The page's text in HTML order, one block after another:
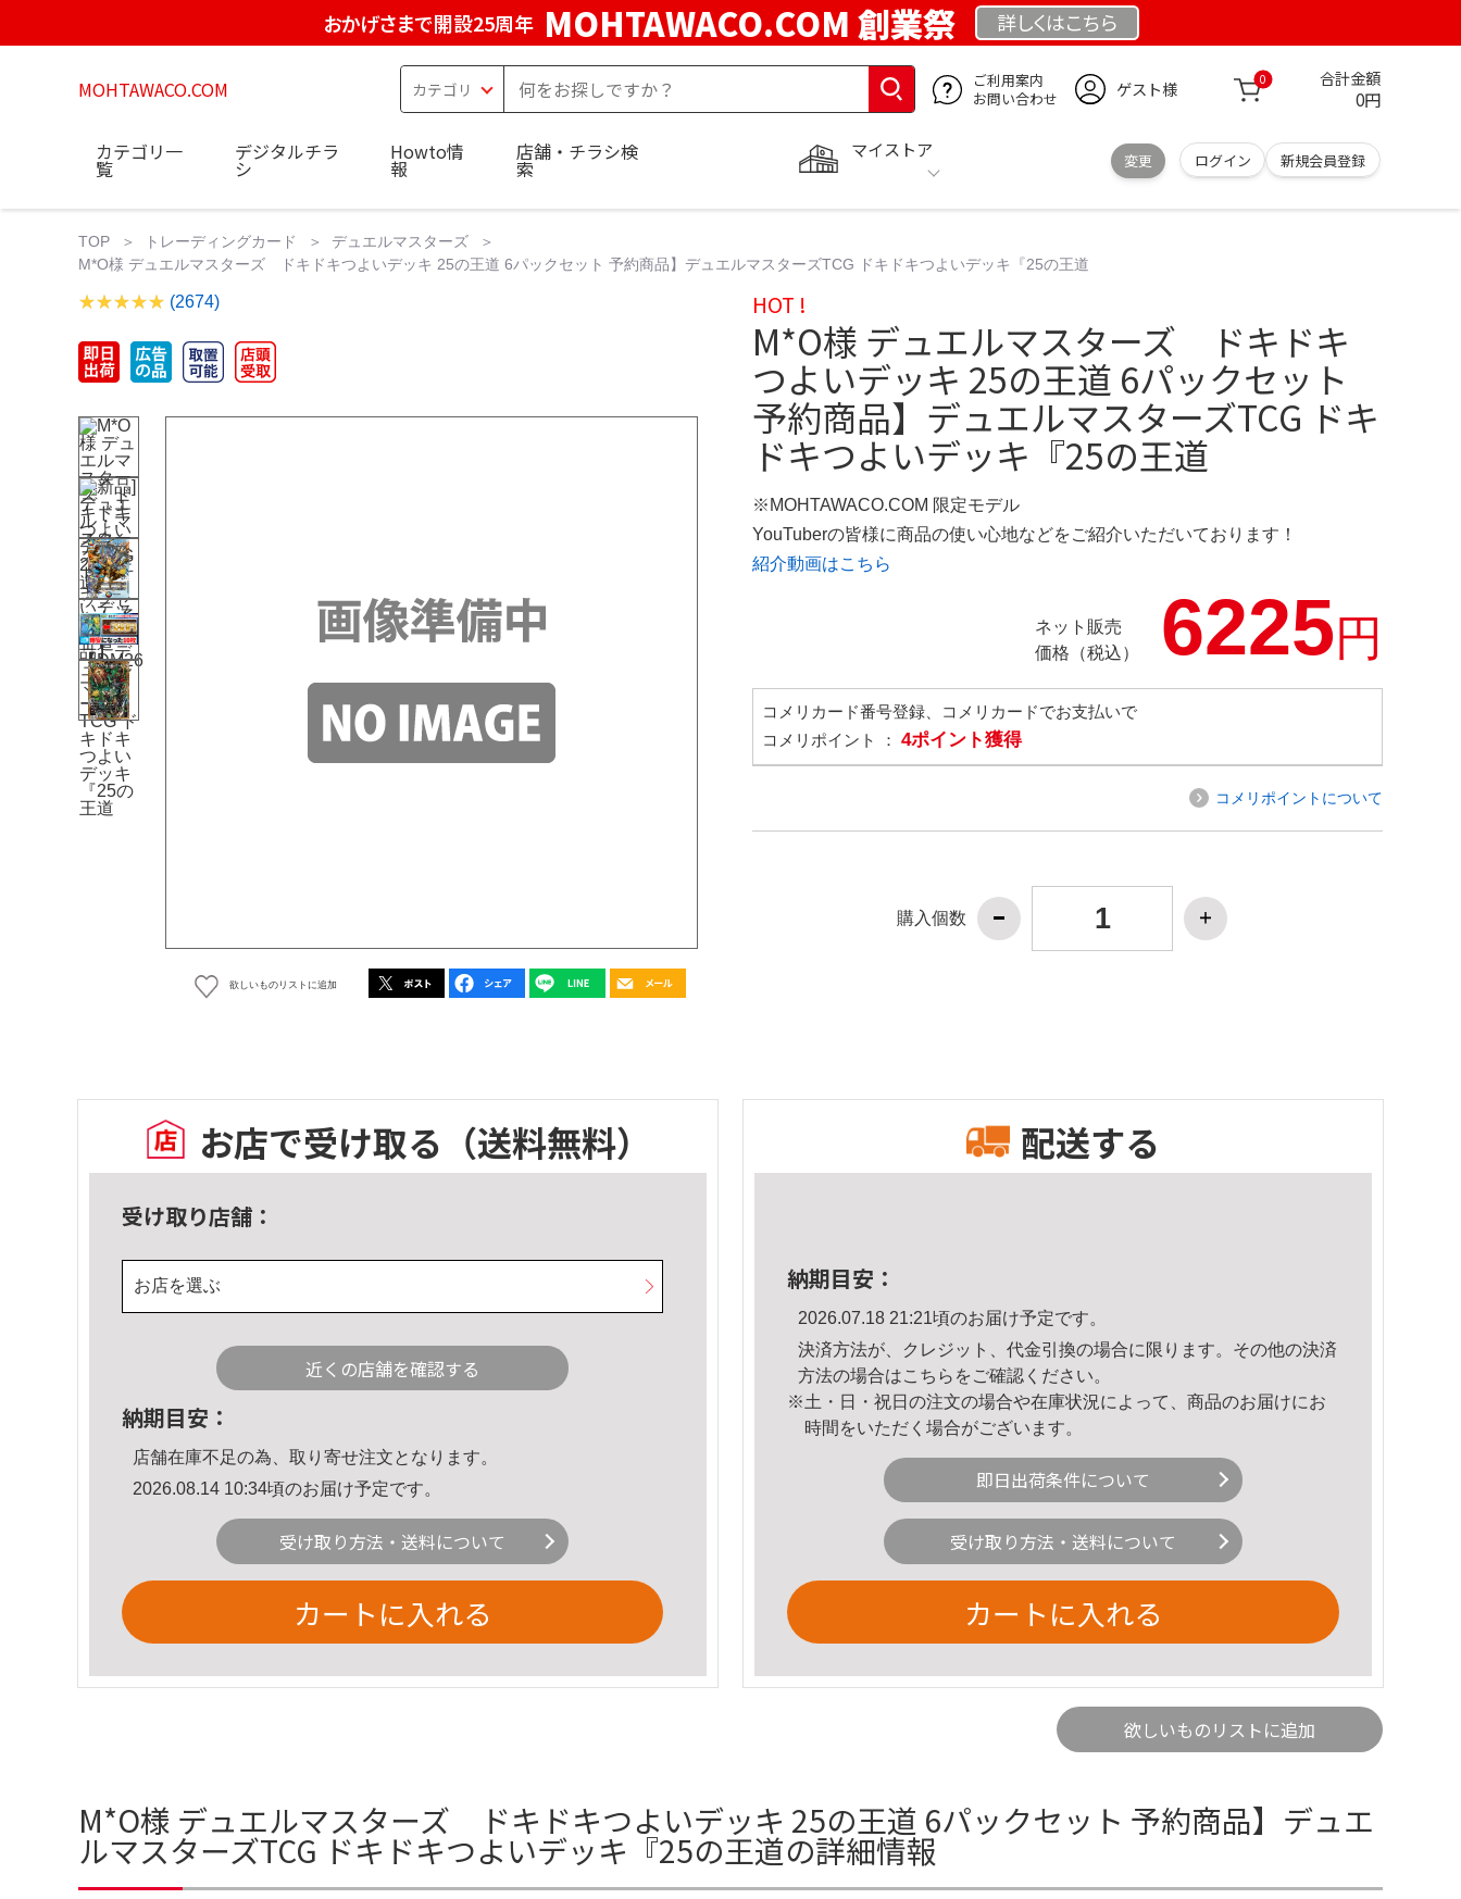
おかげさまで開設25周年 MOHTAWACO.COM 創業祭 詳しくはこちら
MOHTAWACO.COM
ご利用案内
お問い合わせ
ゲスト様 0 合計金額
0円
マイストア
変更 ログイン 新規会員登録
カテゴリ一
覧
デジタルチラ
シ
Howto情
報
店舗・チラシ検
索
TOP トレーディングカード
デュエルマスターズ
M*O様 デュエルマスターズ ドキドキつよいデッキ 25の王道 6パックセット 予約商品】デュエルマスターズTCG ドキドキつよいデッキ『25の王道
(2674)
欲しいものリストに追加
HOT !
M*O様 デュエルマスターズ ドキドキ
つよいデッキ 25の王道 6パックセット
予約商品】デュエルマスターズTCG ドキ
ドキつよいデッキ『25の王道
※MOHTAWACO.COM 限定モデル
YouTuberの皆様に商品の使い心地などをご紹介いただいております！
紹介動画はこちら
ネット販売
価格（税込）
6225円
コメリカード番号登録、コメリカードでお支払いで
コメリポイント ： 4ポイント獲得
コメリポイントについて
購入個数
お店で受け取る （送料無料）
受け取り店舗：
お店を選ぶ
近くの店舗を確認する
納期目安：
店舗在庫不足の為、取り寄せ注文となります。
2026.08.14 10:34頃のお届け予定です。
受け取り方法・送料について
カートに入れる
配送する
納期目安：
2026.07.18 21:21頃のお届け予定です。
決済方法が、クレジット、代金引換の場合に限ります。その他の決済
方法の場合はこちら をご確認ください。
※土・日・祝日の注文の場合や在庫状況によって、商品のお届けにお
時間をいただく場合がございます。
即日出荷条件について
受け取り方法・送料について
カートに入れる
欲しいものリストに追加
M*O様 デュエルマスターズ ドキドキつよいデッキ 25の王道 6パックセット 予約商品】デュエ
ルマスターズTCG ドキドキつよいデッキ『25の王道の詳細情報